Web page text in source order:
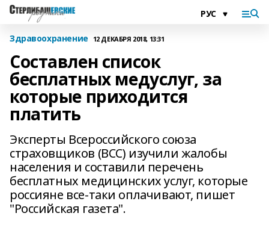
Здравоохранение 12 ДЕКАБРЯ 2018, 13:31
Составлен список
бесплатных медуслуг, за
которые приходится
платить
Эксперты Всероссийского союза
страховщиков (ВСС) изучили жалобы
населения и составили перечень
бесплатных медицинских услуг, которые
россияне все-таки оплачивают, пишет
"Российская газета".